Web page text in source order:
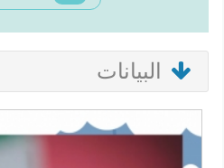
البيانات